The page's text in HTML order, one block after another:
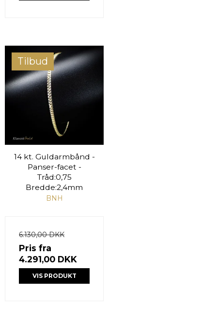
Tilbud
14 kt. Guldarmbånd -
Panser-facet -
Tråd:0,75
Bredde:2,4mm
BNH
6.130,00 DKK
Pris fra
4.291,00 DKK
VIS PRODUKT